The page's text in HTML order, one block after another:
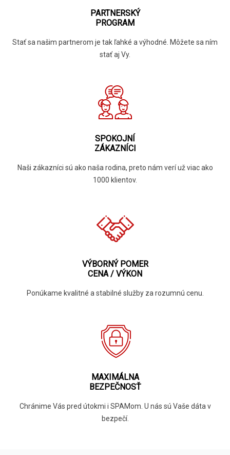
PARTNERSKÝ
PROGRAM
Stať sa našim partnerom je tak ľahké a výhodné. Môžete sa ním
stať aj Vy.
SPOKOJNÍ
ZÁKAZNÍCI
Naši zákazníci sú ako naša rodina, preto nám verí už viac ako
1000 klientov.
VÝBORNÝ POMER
CENA / VÝKON
Ponúkame kvalitné a stabilné služby za rozumnú cenu.
MAXIMÁLNA
BEZPEČNOSŤ
Chránime Vás pred útokmi i SPAMom. U nás sú Vaše dáta v
bezpečí.